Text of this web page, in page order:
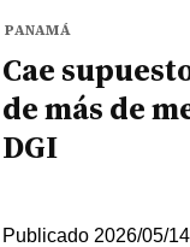
PANAMÁ
Cae
de más de
DGI
Publicado 2026/05/